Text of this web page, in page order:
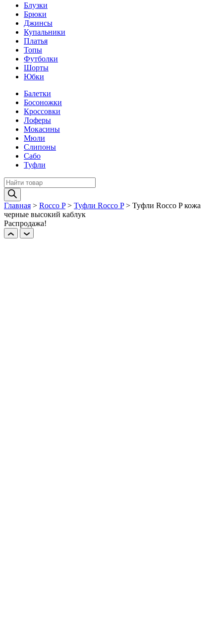
Блузки
Брюки
Джинсы
Купальники
Платья
Топы
Футболки
Шорты
Юбки
Балетки
Босоножки
Кроссовки
Лоферы
Мокасины
Мюли
Слипоны
Сабо
Туфли
Поиск
товаров
Главная > Rocco P> Туфли Rocco P> Туфли Rocco P кожа
черные выcокий каблук
Распродажа!